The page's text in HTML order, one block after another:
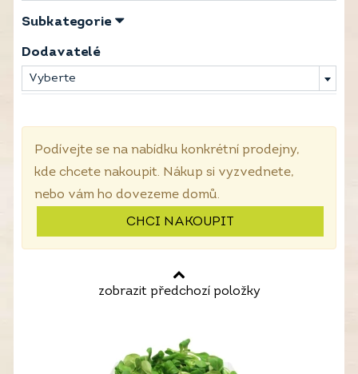
Subkategorie
Dodavatelé
Vyberte
Podívejte se na nabídku konkrétní prodejny,
kde chcete nakoupit. Nákup si vyzvednete,
nebo vám ho dovezeme domů.
CHCI NAKOUPIT
zobrazit předchozí položky